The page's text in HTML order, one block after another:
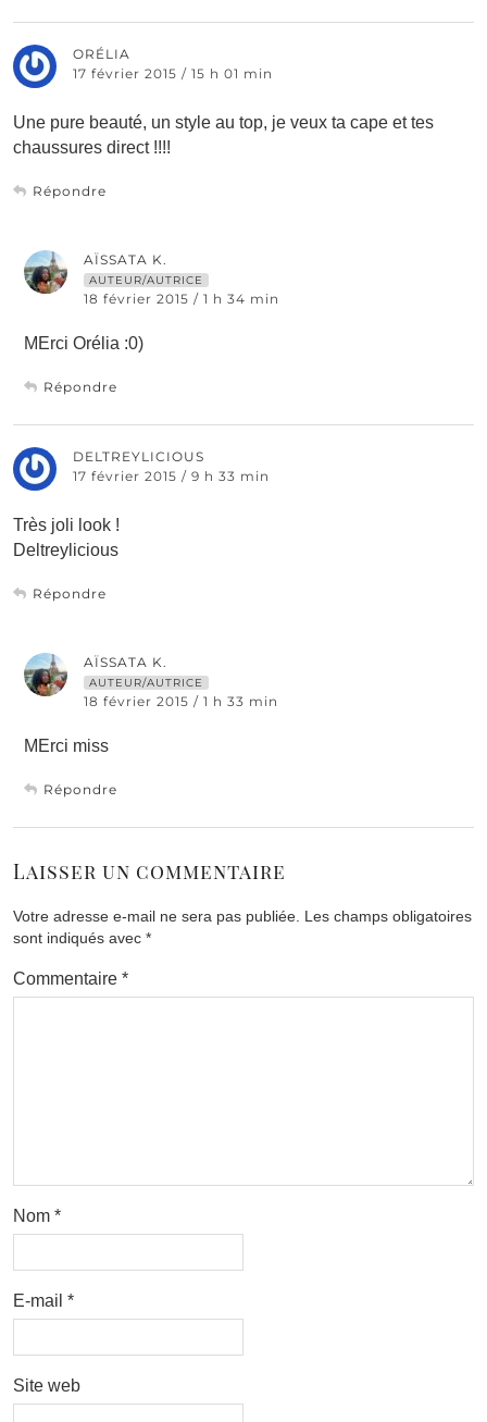
ORÉLIA
17 février 2015 / 15 h 01 min
Une pure beauté, un style au top, je veux ta cape et tes
chaussures direct !!!!
Répondre
AÏSSATA K.
AUTEUR/AUTRICE
18 février 2015 / 1 h 34 min
MErci Orélia :0)
Répondre
DELTREYLICIOUS
17 février 2015 / 9 h 33 min
Très joli look !
Deltreylicious
Répondre
AÏSSATA K.
AUTEUR/AUTRICE
18 février 2015 / 1 h 33 min
MErci miss
Répondre
Laisser un commentaire
Votre adresse e-mail ne sera pas publiée. Les champs obligatoires
sont indiqués avec *
Commentaire *
Nom *
E-mail *
Site web